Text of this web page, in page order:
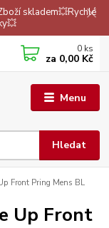
skladem💥Rychlé
Menu
Hledat
0 ks
za 0,00 Kč
Front Pring Mens BL
Up Front